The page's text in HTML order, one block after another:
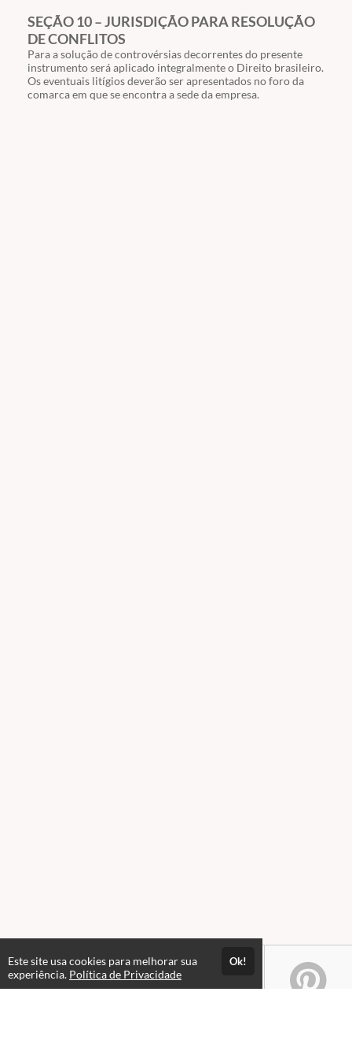
SEÇÃO 10 – JURISDIÇÃO PARA RESOLUÇÃO
DE CONFLITOS
Para a solução de controvérsias decorrentes do presente
instrumento será aplicado integralmente o Direito brasileiro.
Os eventuais litígios deverão ser apresentados no foro da
comarca em que se encontra a sede da empresa.
Este site usa cookies para melhorar sua
experiência. Política de Privacidade
Ok!